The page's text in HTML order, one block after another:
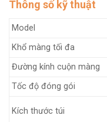
Thông số kỹ thuật
Model
Khổ màng tối đa
Đường kính cuộn màng
Tốc độ đóng gói
Kích thước túi